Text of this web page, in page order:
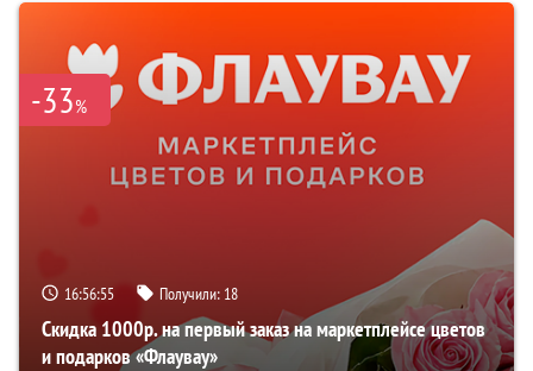
-33%
16:56:54 Получили: 18
Скидка 1000р. на первый заказ на маркетплейсе цветов
и подарков «Флаувау»